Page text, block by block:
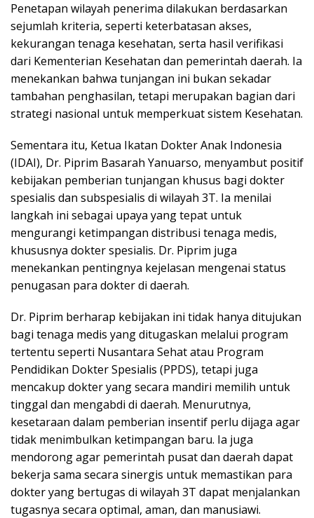
Penetapan wilayah penerima dilakukan berdasarkan
sejumlah kriteria, seperti keterbatasan akses,
kekurangan tenaga kesehatan, serta hasil verifikasi
dari Kementerian Kesehatan dan pemerintah daerah. Ia
menekankan bahwa tunjangan ini bukan sekadar
tambahan penghasilan, tetapi merupakan bagian dari
strategi nasional untuk memperkuat sistem Kesehatan.
Sementara itu, Ketua Ikatan Dokter Anak Indonesia
(IDAI), Dr. Piprim Basarah Yanuarso, menyambut positif
kebijakan pemberian tunjangan khusus bagi dokter
spesialis dan subspesialis di wilayah 3T. Ia menilai
langkah ini sebagai upaya yang tepat untuk
mengurangi ketimpangan distribusi tenaga medis,
khususnya dokter spesialis. Dr. Piprim juga
menekankan pentingnya kejelasan mengenai status
penugasan para dokter di daerah.
Dr. Piprim berharap kebijakan ini tidak hanya ditujukan
bagi tenaga medis yang ditugaskan melalui program
tertentu seperti Nusantara Sehat atau Program
Pendidikan Dokter Spesialis (PPDS), tetapi juga
mencakup dokter yang secara mandiri memilih untuk
tinggal dan mengabdi di daerah. Menurutnya,
kesetaraan dalam pemberian insentif perlu dijaga agar
tidak menimbulkan ketimpangan baru. Ia juga
mendorong agar pemerintah pusat dan daerah dapat
bekerja sama secara sinergis untuk memastikan para
dokter yang bertugas di wilayah 3T dapat menjalankan
tugasnya secara optimal, aman, dan manusiawi.